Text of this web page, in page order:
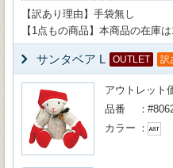
【訳あり理由】手袋無し
【1点もの商品】本商品の在庫は
サンタベア L OUTLET 訳
アウトレット
品番
カラー